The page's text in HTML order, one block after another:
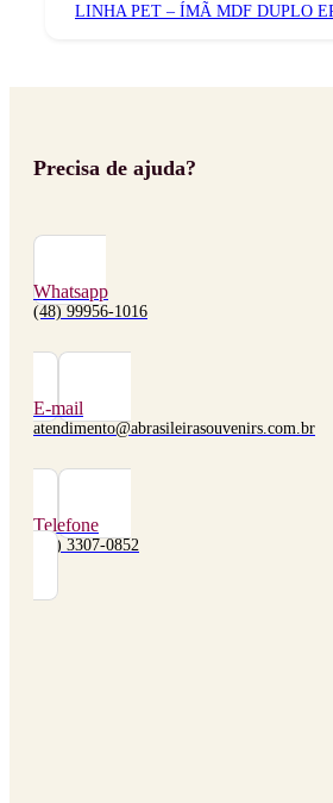
LINHA PET – ÍMÃ MDF DUPLO
Precisa de ajuda?
Whatsapp
(48) 99956-1016
E-mail
atendimento@abrasileirasouvenirs.com.br
Telefone
(48) 3307-0852